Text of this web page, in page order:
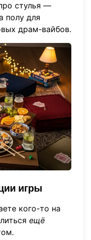
стулья —
полу для
драм-вайбов.
игры
кого-то на
ещё